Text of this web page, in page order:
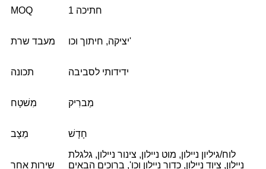
MOQ 1 חתיכה
מעבד שרת יציקה, חיתוך וכו'
תכונה ידידותי לסביבה
מִשׁטָח מַברִיק
מַצָב חָדָשׁ
שירות אחר
לוח/גיליון ניילון, מוט ניילון, צינור ניילון, גלגלת
ניילון, ציוד ניילון, כדור ניילון וכו', ברוכים הבאים